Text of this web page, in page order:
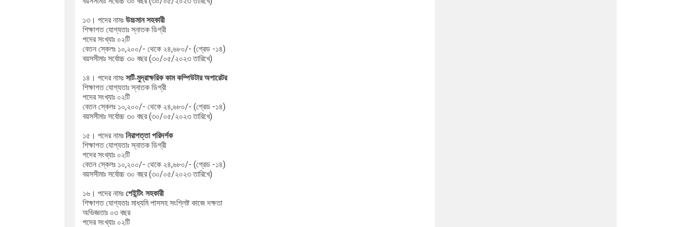
১৩। পদের নামঃ উচ্চমান সহকারী
শিক্ষাগত যোগ্যতাঃ স্নাতক ডিগ্রী
পদের সংখ্যাঃ ০২টি
বেতন স্কেলঃ ১০,২০০/- থেকে ২৪,৬৮০/- (গ্রেড -১৪)
বয়সসীমাঃ সর্বোচ্চ ৩০ বছর (৩০/০৫/২০২৩ তারিখে)
১৪। পদের নামঃ সাটঁ-মুদ্রাক্ষরিক কাম কম্পিউটার অপারেটর
শিক্ষাগত যোগ্যতাঃ স্নাতক ডিগ্রী
পদের সংখ্যাঃ ০২টি
বেতন স্কেলঃ ১০,২০০/- থেকে ২৪,৬৮০/- (গ্রেড -১৪)
বয়সসীমাঃ সর্বোচ্চ ৩০ বছর (৩০/০৫/২০২৩ তারিখে)
১৫। পদের নামঃ নিরাপত্তা পরিদর্শক
শিক্ষাগত যোগ্যতাঃ স্নাতক ডিগ্রী
পদের সংখ্যাঃ ০২টি
বেতন স্কেলঃ ১০,২০০/- থেকে ২৪,৬৮০/- (গ্রেড -১৪)
বয়সসীমাঃ সর্বোচ্চ ৩০ বছর (৩০/০৫/২০২৩ তারিখে)
১৬। পদের নামঃ পেইন্টিং সহকারী
শিক্ষাগত যোগ্যতাঃ মাধ্যমি পাসসহ সংশ্লিষ্ট কাজে দক্ষতা
অভিজ্ঞতাঃ ০৩ বছর
পদের সংখ্যাঃ ০২টি